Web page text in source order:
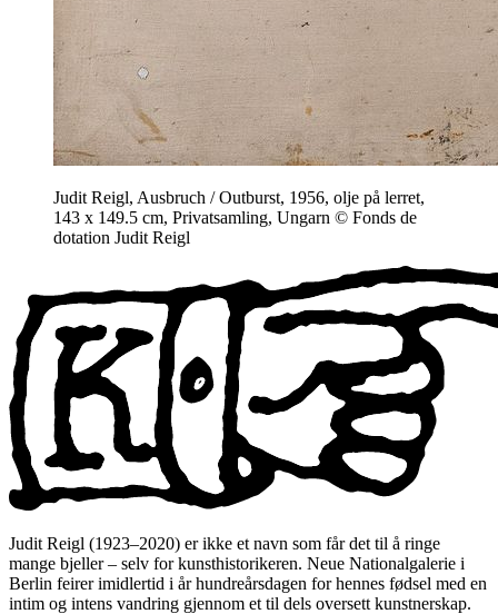
Judit Reigl, Ausbruch / Outburst, 1956, olje på lerret,
143 x 149.5 cm, Privatsamling, Ungarn © Fonds de
dotation Judit Reigl
Judit Reigl (1923–2020) er ikke et navn som får det til å ringe
mange bjeller – selv for kunsthistorikeren. Neue Nationalgalerie i
Berlin feirer imidlertid i år hundreårsdagen for hennes fødsel med en
intim og intens vandring gjennom et til dels oversett kunstnerskap.